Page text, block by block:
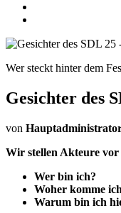
Wer steckt hinter dem
Gesichter des
von
Wir stellen Akteure
Wer bin ich?
Woher komme
Warum bin ich